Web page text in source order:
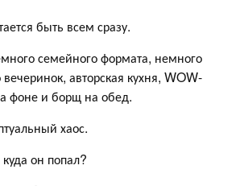
быть всем сразу.
семейного формата, немного
авторская кухня, WOW-
фоне и борщ на обед.
хаос.
он попал?